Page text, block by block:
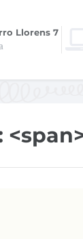
Llorens 7